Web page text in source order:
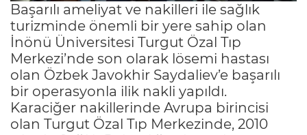
Başarılı ameliyat ve nakilleri ile sağlık
turizminde önemli bir yere sahip olan
İnönü Üniversitesi Turgut Özal Tıp
Merkezi’nde son olarak lösemi hastası
olan Özbek Javokhir Saydaliev’e başarılı
bir operasyonla ilik nakli yapıldı.
Karaciğer nakillerinde Avrupa birincisi
olan Turgut Özal Tıp Merkezinde, 2010